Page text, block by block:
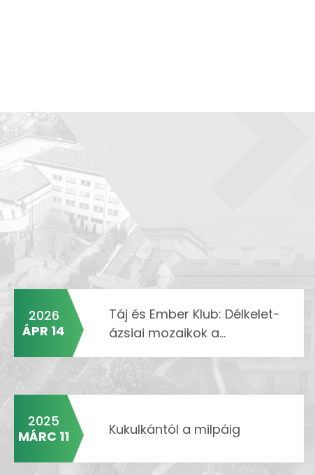
2026
ÁPR 14
Táj és Ember Klub: Délkelet-
ázsiai mozaikok a...
2025
MÁRC 11
Kukulkántól a milpáig